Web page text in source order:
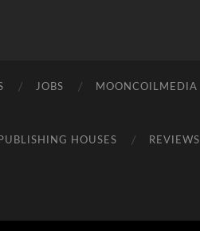
JOBS MOONCOILMEDIA
PUBLISHING HOUSES REVIEWS